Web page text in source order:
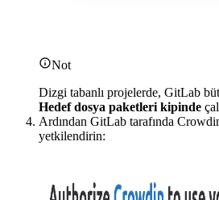
Not
Dizgi tabanlı projelerde, GitLab
Hedef dosya paketleri kipinde
Ardından GitLab tarafında
yetkilendirin: